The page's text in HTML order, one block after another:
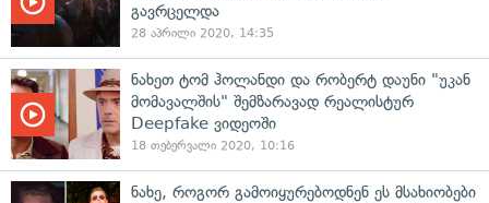
გავრცელდა
28 აპრილი 2020, 14:35
ნახეთ ტომ ჰოლანდი და რობერტ დაუნი "უკან
მომავალშის" შემზარავად რეალისტურ
Deepfake ვიდეოში
18 თებერვალი 2020, 10:16
ნახე, როგორ გამოიყურებოდნენ ეს მსახიობები